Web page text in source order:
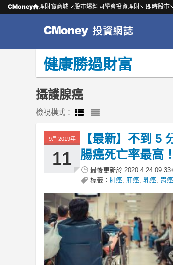
CMoney 理財寶商城 股市爆料同學會投資理財 即時股市
健康勝過財富
攝護腺癌
檢視模式：
9月 2019年
11
【最新】不到 5
腸癌死亡率最高！
最後更新於 2020.4.24 09:33
標籤： 肺癌 肝癌 乳癌 胃癌